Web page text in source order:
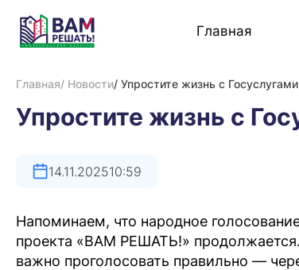
Главная
Главная/ Новости/ Упростите жизнь с
Упростите жизнь с
14.11.202510:59
Напоминаем, что народное
проекта «ВАМ РЕШАТЬ!»
важно проголосовать правильно —